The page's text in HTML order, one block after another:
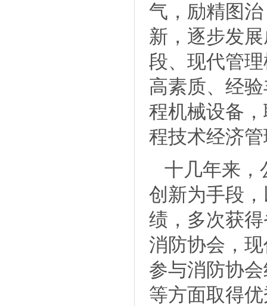
气，励精图
新，逐步发
段、现代管
高素质、经
程机械设备
程技术经济
十几年来，
创新为手段
绩，多次获
消防协会，
参与消防协
等方面取得